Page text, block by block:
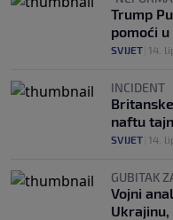
Trump
pomoći
SVIJET 14.
INCIDENT
naftu
SVIJET 14.
GUBITAK
Vojni